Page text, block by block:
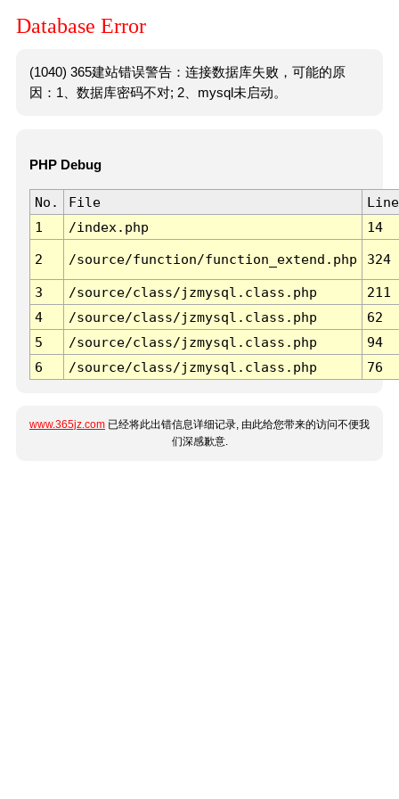
Database Error
(1040) 365建站错误警告：连接数据库失败，可能的原
因：1、数据库密码不对; 2、mysql未启动。
PHP Debug
No. File
Line
1
/index.php 14
2 /source/function/function_extend.php 324
3 /source/class/jzmysql.class.php
211
4
/source/class/jzmysql.class.php
62
5
/source/class/jzmysql.class.php
94
6
/source/class/jzmysql.class.php 76
www.365jz.com 已经将此出错信息详细记录, 由此给您带来的访问不便我
们深感歉意.